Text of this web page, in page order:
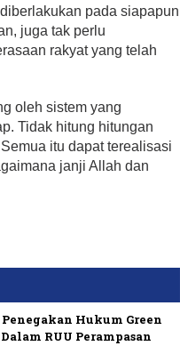
pada siapapun
juga tak perlu
rakyat yang telah
oleh sistem yang
Tidak hitung hitungan
itu dapat terealisasi
janji Allah dan
Hukum Green
RUU Perampasan